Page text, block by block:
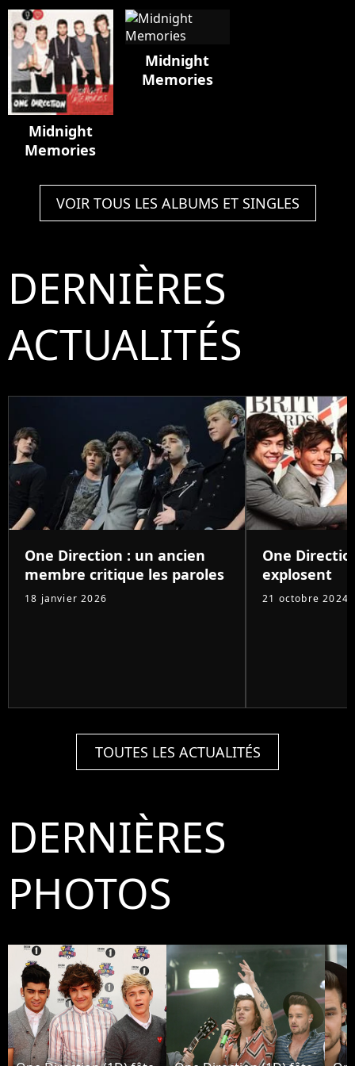
Midnight
Memories
Midnight
Memories
VOIR TOUS LES ALBUMS ET SINGLES
DERNIÈRES
ACTUALITÉS
One Direction : un ancien
membre critique les paroles
18 janvier 2026
One
explosent
21 octobre 2024
TOUTES LES ACTUALITÉS
DERNIÈRES
PHOTOS